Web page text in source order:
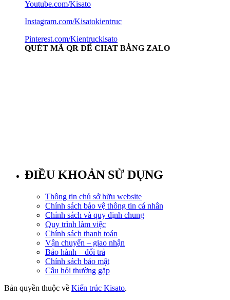
Youtube.com/Kisato
Instagram.com/Kisatokientruc
Pinterest.com/Kientruckisato
QUÉT MÃ QR ĐỂ CHAT BẰNG ZALO
ĐIỀU KHOẢN SỬ DỤNG
Thông tin chủ sở hữu website
Chính sách bảo vệ thông tin cá nhân
Chính sách và quy định chung
Quy trình làm việc
Chính sách thanh toán
Vận chuyển – giao nhận
Bảo hành – đổi trả
Chính sách bảo mật
Câu hỏi thường gặp
Bản quyền thuộc về Kiến trúc Kisato.